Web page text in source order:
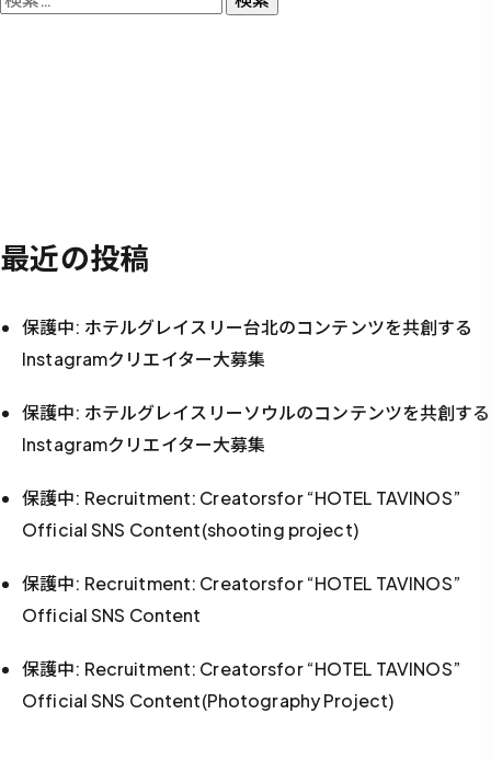
最近の投稿
保護中: ホテルグレイスリー台北のコンテンツを共創する
Instagramクリエイター大募集
保護中: ホテルグレイスリーソウルのコンテンツを共創する
Instagramクリエイター大募集
保護中: Recruitment: Creatorsfor “HOTEL TAVINOS”
Official SNS Content(shooting project)
保護中: Recruitment: Creatorsfor “HOTEL TAVINOS”
Official SNS Content
保護中: Recruitment: Creatorsfor “HOTEL TAVINOS”
Official SNS Content(Photography Project)